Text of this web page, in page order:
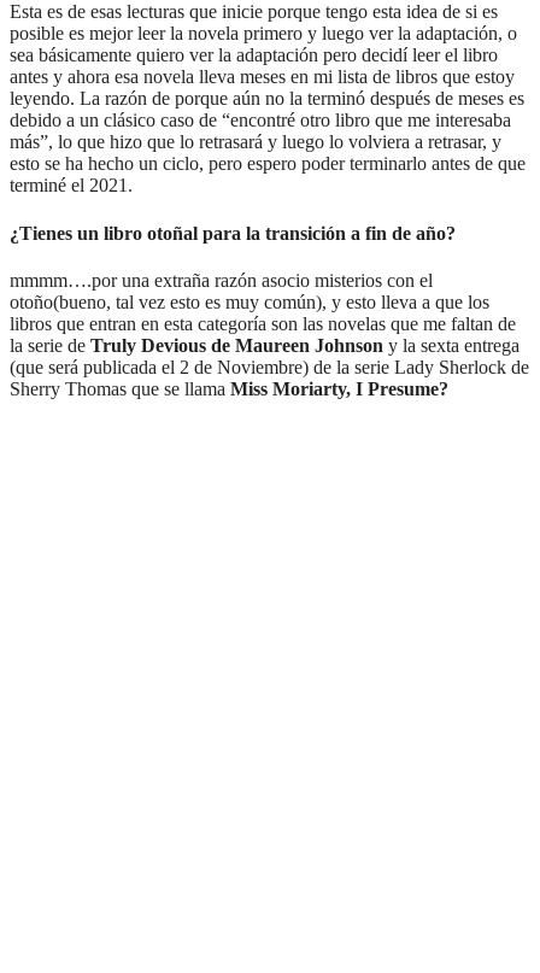
Esta es de esas lecturas que inicie porque tengo esta idea de si es
posible es mejor leer la novela primero y luego ver la adaptación, o
sea básicamente quiero ver la adaptación pero decidí leer el libro
antes y ahora esa novela lleva meses en mi lista de libros que estoy
leyendo. La razón de porque aún no la terminó después de meses es
debido a un clásico caso de “encontré otro libro que me interesaba
más”, lo que hizo que lo retrasará y luego lo volviera a retrasar, y
esto se ha hecho un ciclo, pero espero poder terminarlo antes de que
terminé el 2021.
¿Tienes un libro otoñal para la transición a fin de año?
mmmm….por una extraña razón asocio misterios con el
otoño(bueno, tal vez esto es muy común), y esto lleva a que los
libros que entran en esta categoría son las novelas que me faltan de
la serie de Truly Devious de Maureen Johnson y la sexta entrega
(que será publicada el 2 de Noviembre) de la serie Lady Sherlock de
Sherry Thomas que se llama Miss Moriarty, I Presume?